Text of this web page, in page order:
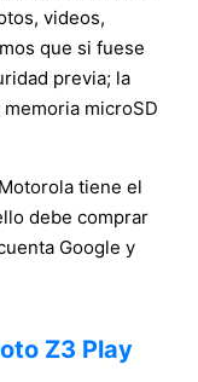
videos,
que si fuese
previa; la
microSD
tiene el
debe comprar
Google y
Z3 Play